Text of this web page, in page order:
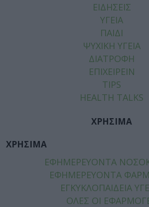
ΕΙΔΗΣΕΙΣ
ΥΓΕΙΑ
ΠΑΙΔΙ
ΨΥΧΙΚΗ ΥΓΕΙΑ
ΔΙΑΤΡΟΦΗ
ΕΠΙΧΕΙΡΕΙΝ
TIPS
HEALTH TALKS
ΧΡΗΣΙΜΑ
ΧΡΗΣΙΜΑ
ΕΦΗΜΕΡΕΥΟΝΤΑ
ΕΦΗΜΕΡΕΥΟΝΤΑ
ΕΓΚΥΚΛΟΠΑΙΔΕΙΑ
ΟΛΕΣ ΟΙ